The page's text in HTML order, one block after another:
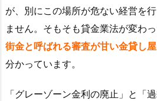
が、別にこの場所が危ない経営を
ません。そもそも貸金業法が変わ
街金と呼ばれる審査が甘い金貸し
分かっています。
「グレーゾーン金利の廃止」と「